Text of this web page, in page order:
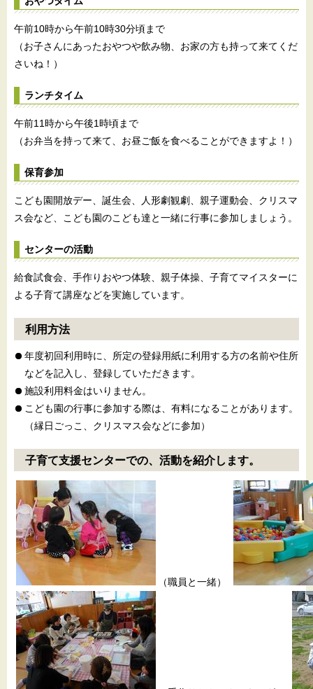
午前10時から午前10時30分頃まで
（お子さんにあったおやつや飲み物、お家の方も持って来てくだ
さいね！）
ランチタイム
午前11時から午後1時頃まで
（お弁当を持って来て、お昼ご飯を食べることができますよ！）
保育参加
こども園開放デー、誕生会、人形劇観劇、親子運動会、クリスマ
ス会など、こども園のこども達と一緒に行事に参加しましょう。
センターの活動
給食試食会、手作りおやつ体験、親子体操、子育てマイスターに
よる子育て講座などを実施しています。
利用方法
年度初回利用時に、所定の登録用紙に利用する方の名前や住所
などを記入し、登録していただきます。
施設利用料金はいりません。
こども園の行事に参加する際は、有料になることがあります。
（縁日ごっこ、クリスマス会などに参加）
子育て支援センターでの、活動を紹介します。
（職員と一緒）